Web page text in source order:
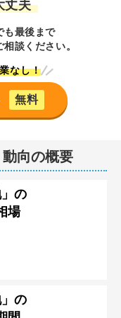
丈夫
も最後まで
談ください。
なし！
無料
向の概要
」の
場
」の